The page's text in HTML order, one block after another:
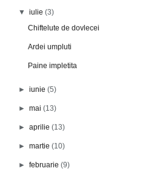
▼iulie(3)
Chiftelute de dovlecei
Ardei umpluti
Paine impletita
►iunie(5)
►mai(13)
►aprilie(13)
►martie(10)
►februarie(9)